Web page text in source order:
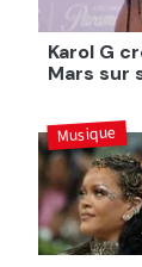
Karol G
Mars sur
Musique